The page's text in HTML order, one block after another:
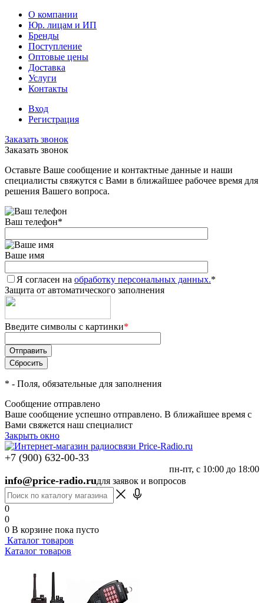
О компании
Юр. лицам и ИП
Бренды
Поступление
Оптовые цены
Доставка
Услуги
Контакты
Вход
Регистрация
Заказать звонок
Заказать звонок
Оставьте Ваше сообщение и контактные данные и наши
специалисты свяжутся с Вами в ближайшее рабочее время для
решения Вашего вопроса.
Ваш телефон*
Ваше имя
Я согласен на обработку персональных данных.*
Защита от автоматического заполнения
Введите символы с картинки*
* - Поля, обязательные для заполнения
Сообщение отправлено
Ваше сообщение успешно отправлено. В ближайшее время с
Вами свяжется наш специалист
Закрыть окно
+7 (900) 632-00-33
пн-пт, с 10:00 до 18:00
info@price-radio.ruдля заявок и вопросов
0
0
0 В корзине пока пусто
Каталог товаров
Каталог товаров